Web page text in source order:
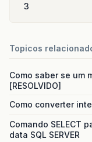
3
Topicos
Como saber se um
[RESOLVIDO]
Como converter
Comando SELECT
data SQL SERVER